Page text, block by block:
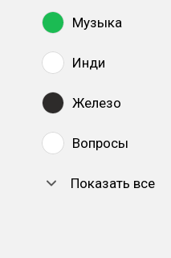
Музыка
Инди
Железо
Вопросы
Показать все